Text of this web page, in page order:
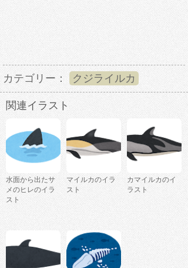
カテゴリー： クジライルカ
関連イラスト
水面から出たサ
メのヒレのイラ
スト
マイルカのイラ
スト
カマイルカのイ
ラスト